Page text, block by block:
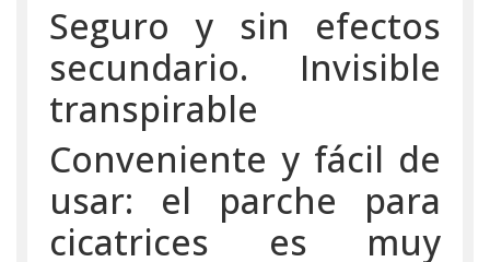
Seguro y sin efectos
secundario. ⁠Invisible
transpirable
⁠Conveniente y fácil de
usar: el parche para
cicatrices es muy